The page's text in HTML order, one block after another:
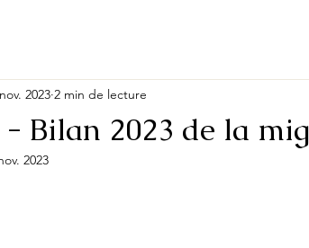
Bilan 2023 de la
2023 2 min de lecture
2023